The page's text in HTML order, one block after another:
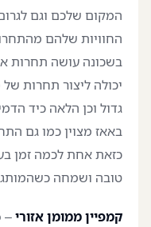
המקום שלכם וגם
החוויות שלהם
בשכונה עושה תחרות
יכולה ליצור תחרות
גדול וכן הלאה כיד
באאז מצוין כמו גם
כזאת אחת לכמה זמן
טובה ושמחה
קמפיין ממומן אזורי–